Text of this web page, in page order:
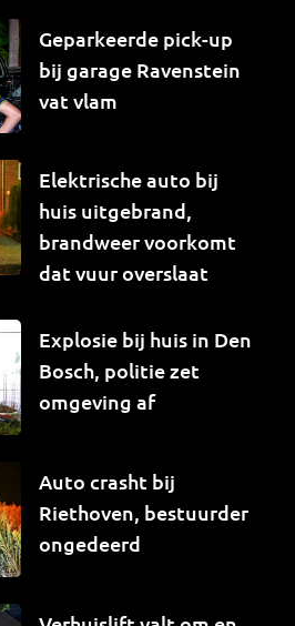
Geparkeerde pick-up
bij garage Ravenstein
vat vlam
Elektrische auto bij
huis uitgebrand,
brandweer voorkomt
dat vuur overslaat
Explosie bij huis in Den
Bosch, politie zet
omgeving af
Auto crasht bij
Riethoven, bestuurder
ongedeerd